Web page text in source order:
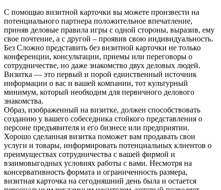
С помощью визитной карточки вы можете произвести на
потенциального партнера положительное впечатление,
приняв деловые правила игры с одной стороны, выразив, ему
свое почтение, а с другой – проявив свою индивидуальность.
Без Сложно представить без визитной карточки не только
конференции, консультации, приемы или переговоры о
сотрудничестве, но даже знакомство двух деловых людей.
Визитка — это первый и порой единственный источник
информации о вас и вашей компании, тот культурный
минимум, который необходим для первичного делового
знакомства.
Образ, изображенный на визитке, должен способствовать
созданию у вашего собеседника стойкого представления о
персоне предъявителя и его бизнесе или предприятии.
Хорошо сделанная визитка поможет вам продавать свои
услуги и товары, информировать потенциальных клиентов о
преимуществах сотрудничества с вашей фирмой и
взаимовыгодных условиях работы с вами. Несмотря на
консервативность формата и ограниченность размера,
визитная карточка на сегодняшний день была и остается